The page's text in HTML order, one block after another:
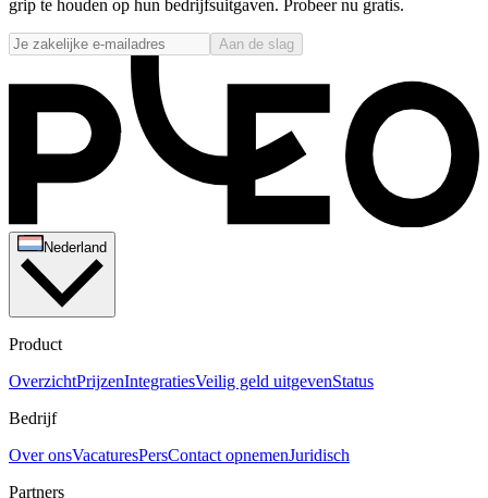
grip te houden op hun bedrijfsuitgaven. Probeer nu gratis.
Aan de slag
Nederland
Product
OverzichtPrijzenIntegratiesVeilig geld uitgevenStatus
Bedrijf
Over onsVacaturesPersContact opnemenJuridisch
Partners